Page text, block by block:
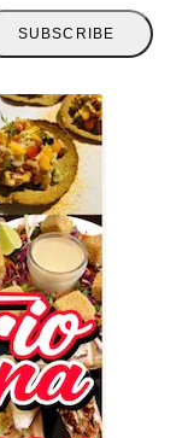
SUBSCRIBE